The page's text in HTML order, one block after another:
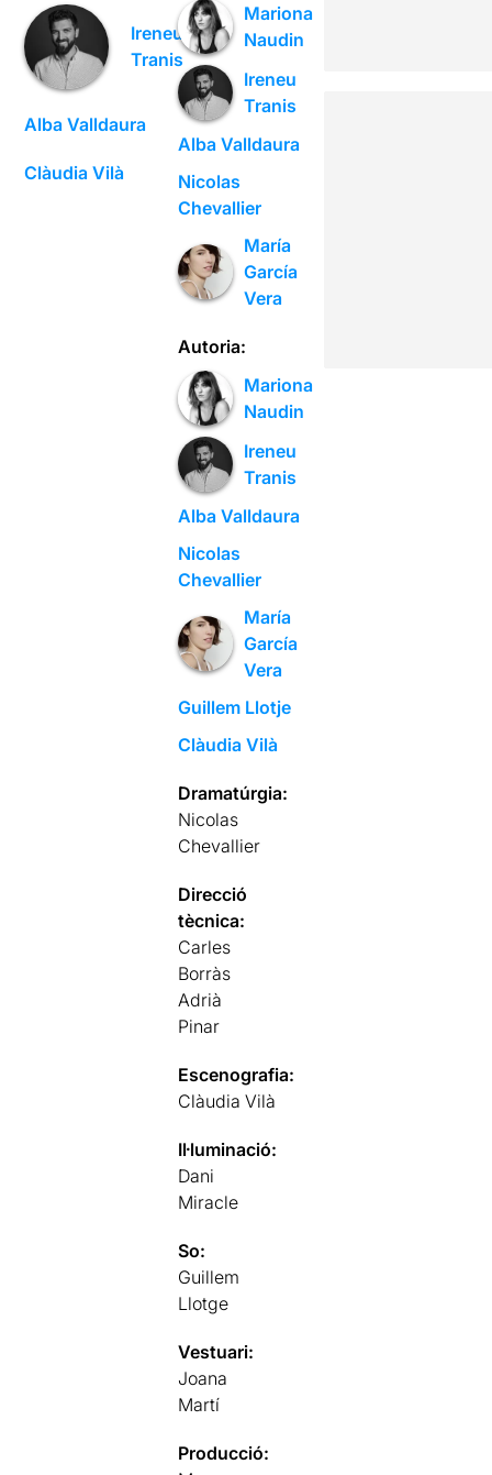
Ireneu
Tranis
Alba Valldaura
Clàudia Vilà
Mariona
Naudin
Ireneu
Tranis
Alba Valldaura
Nicolas
Chevallier
María
García
Vera
Autoria:
Mariona
Naudin
Ireneu
Tranis
Alba Valldaura
Nicolas
Chevallier
María
García
Vera
Guillem Llotje
Clàudia Vilà
Dramatúrgia:
Nicolas
Chevallier
Direcció
tècnica:
Carles
Borràs
Adrià
Pinar
Escenografia:
Clàudia Vilà
Il·luminació:
Dani
Miracle
So:
Guillem
Llotge
Vestuari:
Joana
Martí
Producció: